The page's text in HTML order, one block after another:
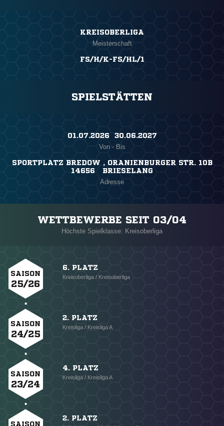
KREISOBERLIGA
Meisterschaft
FS/H/K-FS/HL/1
SPIELSTÄTTEN
01.07.2026 ​ 30.06.2027
Von - Bis
SPORTPLATZ BREDOW , ORANIENBURGER STR. 10B
14656 BRIESELANG
Adresse
WETTBEWERBE SEIT 03/04
Höchste Spielklasse: Kreisoberliga
SAISON
25/26
6. PLATZ
Kreisoberliga / Kreisoberliga
SAISON
24/25
2. PLATZ
Kreisliga / Kreisliga A
SAISON
23/24
4. PLATZ
Kreisliga / Kreisliga A
SAISON
2. PLATZ